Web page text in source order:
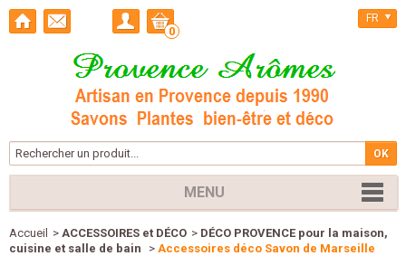
0
FR
MENU
Accueil > ACCESSOIRES et DÉCO > DÉCO PROVENCE pour la maison,
cuisine et salle de bain
> Accessoires déco Savon de Marseille